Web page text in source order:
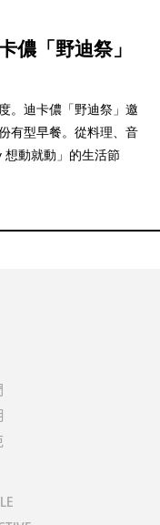
儂「野迪祭」
。迪卡儂「野迪祭」邀
有型早餐。從料理、音
想動就動」的生活節